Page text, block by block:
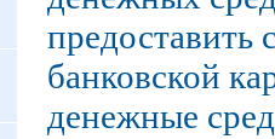
предоставить
банковской
денежные